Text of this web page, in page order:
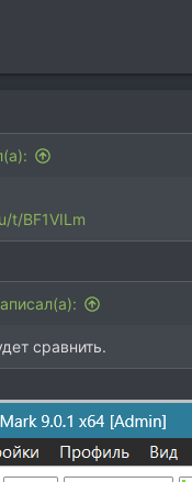
t/BF1VILm
сравнить.